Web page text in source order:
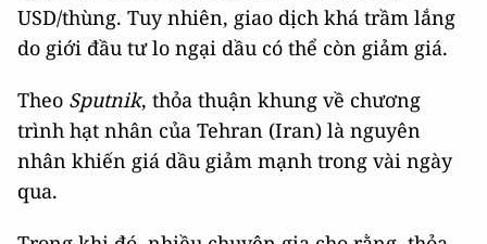
USD/thùng. Tuy nhiên, giao dịch khá trầm lắng
do giới đầu tư lo ngại dầu có thể còn giảm giá.
Theo Sputnik, thỏa thuận khung về chương
trình hạt nhân của Tehran (Iran) là nguyên
nhân khiến giá dầu giảm mạnh trong vài ngày
qua.